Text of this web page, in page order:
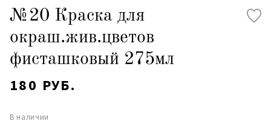
№20 Краска для
окраш.жив.цветов
фисташковый 275мл
180 РУБ.
В наличии